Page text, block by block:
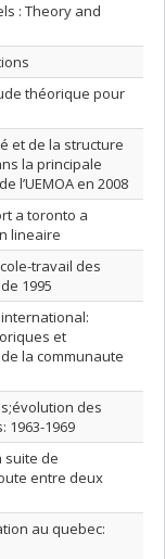
: Theory and
théorique pour
et de la structure
la principale
l’UEMOA en 2008
a toronto a
lineaire
travail des
1995
et
la communaute
des
1969
suite de
entre deux
au quebec: